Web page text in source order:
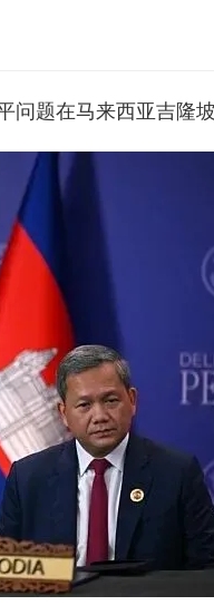
题在马来西亚吉隆坡